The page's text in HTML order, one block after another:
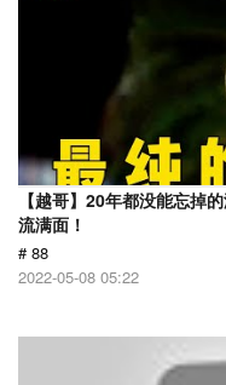
【越哥】20年都没能忘掉
流满面！
# 88
2022-05-08 05:22